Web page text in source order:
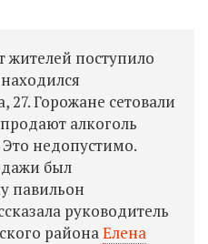
жителей поступило
27. Горожане сетовали
алкоголь
недопустимо.
был
павильон
руководитель
района Елена